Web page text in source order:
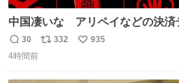
中国凄いな アリペイなどの決済
で海外にいる中国人の監視をはじ
があれば帰国命令を出しはじめた
返
信
30
リ
332
い
935
4時間前